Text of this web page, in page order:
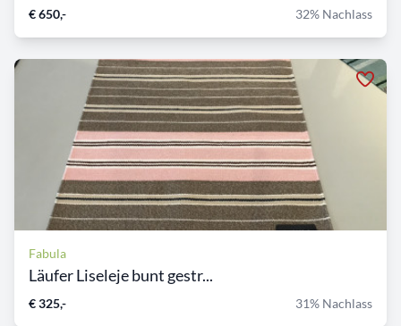
€ 650,- 32% Nachlass
Fabula
Läufer Liseleje bunt gestr...
€ 325,- 31% Nachlass